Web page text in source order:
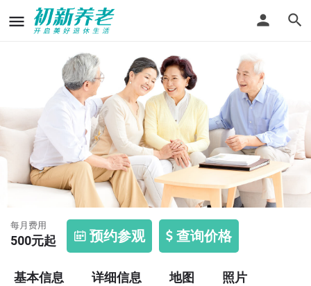
璧山县石院镇敬老院
每月费用
500元起 预约参观 查询价格
基本信息 详细信息 地图 照片